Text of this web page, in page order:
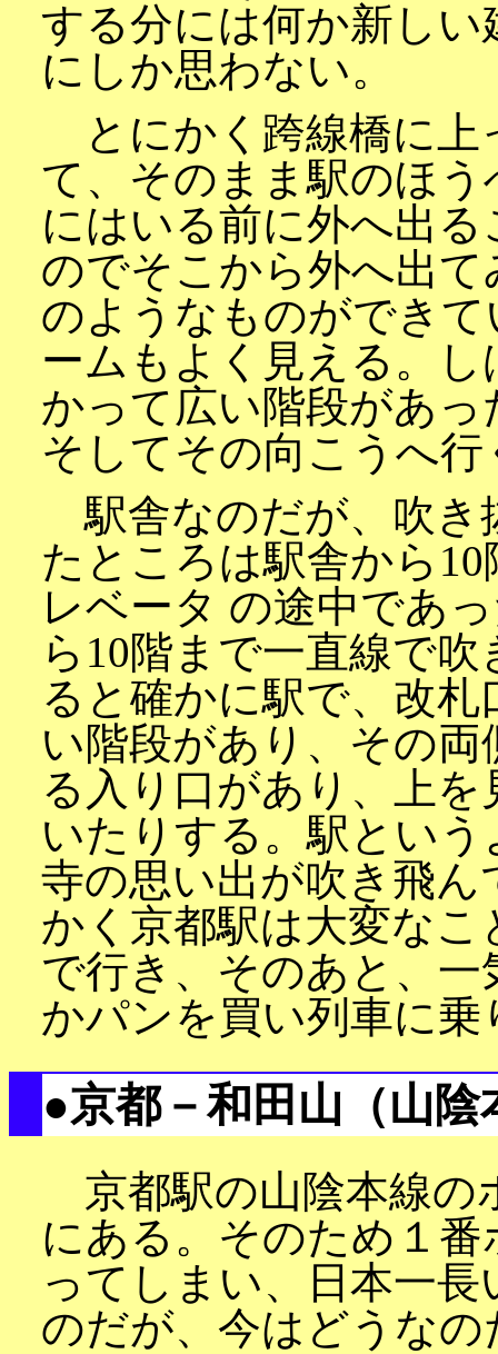
する分には何か新し
にしか思わない。
とにかく跨線橋に上
て、そのまま駅のほ
にはいる前に外へ出
のでそこから外へ出
のようなものができ
ームもよく見える。
かって広い階段があ
そしてその向こうへ
駅舎なのだが、吹き
たところは駅舎から
レベータ の途中であ
ら10階まで一直線で
ると確かに駅で、改
い階段があり、その
る入り口があり、上
いたりする。駅とい
寺の思い出が吹き飛
かく京都駅は大変な
で行き、そのあと、
かパンを買い列車に
●京都－和田山（山陰
京都駅の山陰本線の
にある。そのため１
ってしまい、日本一
のだが、今はどうなの